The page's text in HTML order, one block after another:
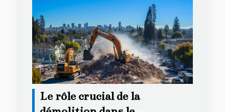
Le rôle crucial de la